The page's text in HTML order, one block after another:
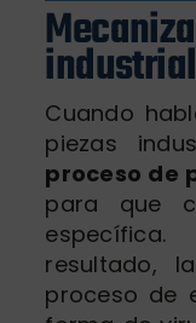
Nosotros
Blog
Contacto
Cuando
piezas
proceso de
para que
resultado,
proceso de